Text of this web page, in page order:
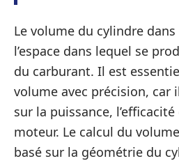
Le volume du cylindre
l’espace dans lequel se
du carburant. Il est
volume avec précision,
sur la puissance,
moteur. Le calcul du
basé sur la géométrie du